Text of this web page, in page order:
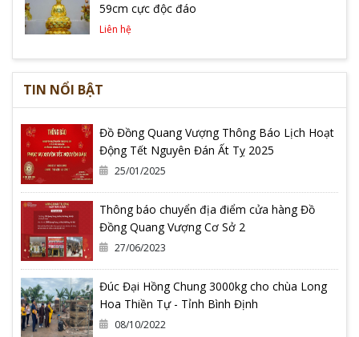
59cm cực độc đáo
Liên hệ
TIN NỔI BẬT
Đồ Đồng Quang Vượng Thông Báo Lịch Hoạt
Động Tết Nguyên Đán Ất Tỵ 2025
25/01/2025
Thông báo chuyển địa điểm cửa hàng Đồ
Đồng Quang Vượng Cơ Sở 2
27/06/2023
Đúc Đại Hồng Chung 3000kg cho chùa Long
Hoa Thiền Tự - Tỉnh Bình Định
08/10/2022